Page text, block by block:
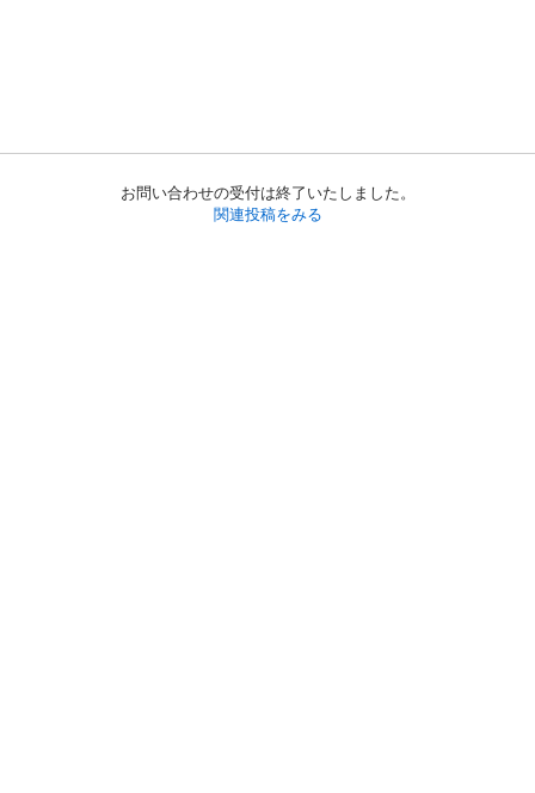
お問い合わせの受付は終了いたしました。
関連投稿をみる